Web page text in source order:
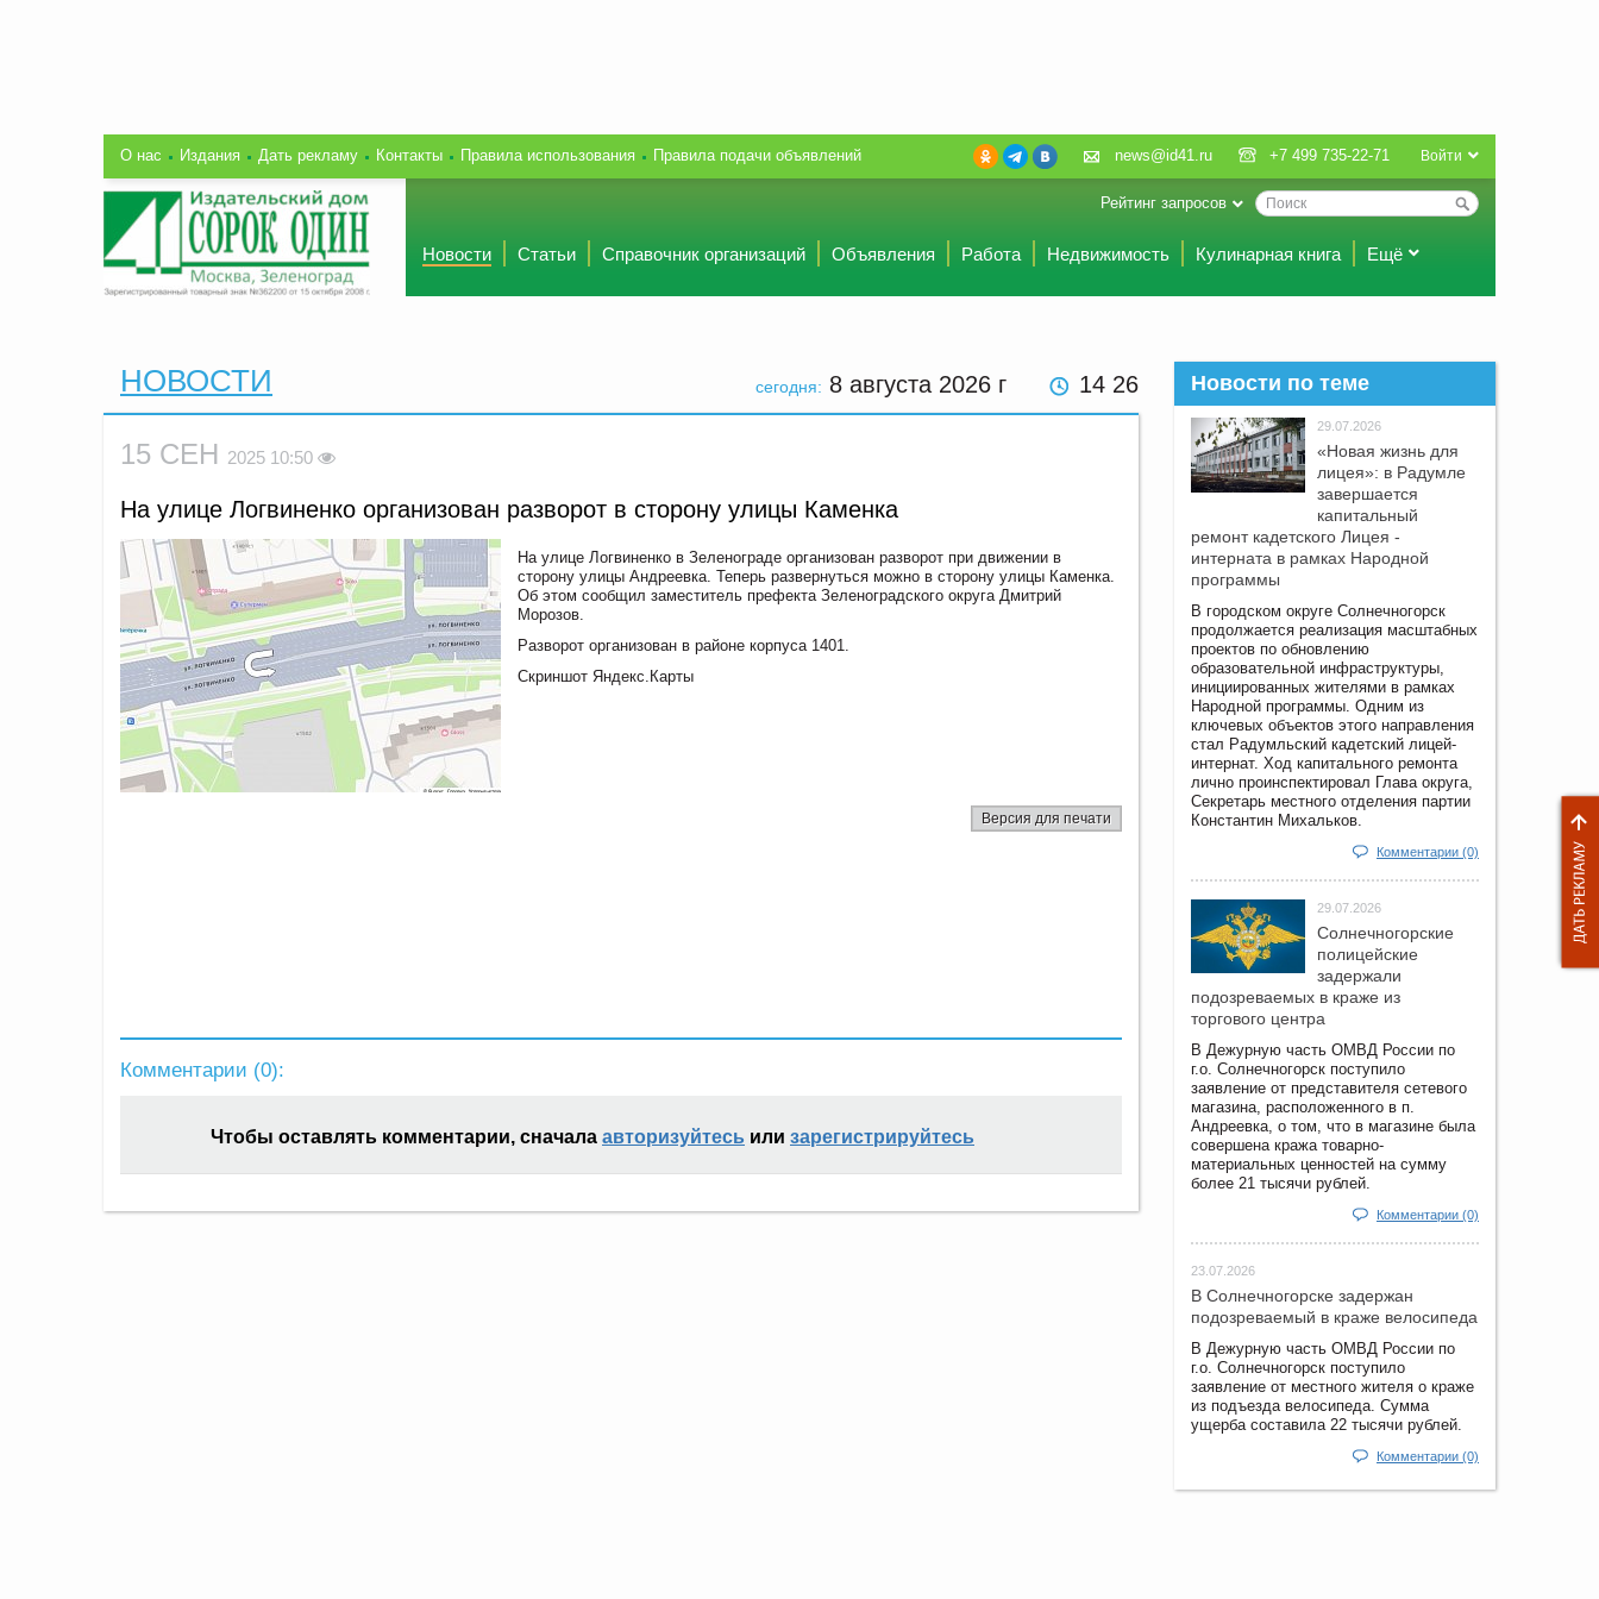
О нас Издания Дать рекламу Контакты Правила использования Правила подачи объявлений Войти
news@id41.ru +7 499 735-22-71
Рейтинг запросов
Новости Статьи Справочник организаций Объявления Работа Недвижимость Кулинарная книга Ещё
сегодня: 8 августа 2026 г 14 26
НОВОСТИ
15 СЕН 2025 10:50
На улице Логвиненко организован разворот в сторону улицы Каменка
На улице Логвиненко в Зеленограде организован разворот при движении в
сторону улицы Андреевка. Теперь развернуться можно в сторону улицы Каменка.
Об этом сообщил заместитель префекта Зеленоградского округа Дмитрий
Морозов.
Разворот организован в районе корпуса 1401.
Скриншот Яндекс.Карты
Версия для печати
Комментарии (0):
Чтобы оставлять комментарии, сначала авторизуйтесь или зарегистрируйтесь
Новости по теме
29.07.2026
«Новая жизнь для
лицея»: в Радумле
завершается
капитальный
ремонт кадетского Лицея -
интерната в рамках Народной
программы
В городском округе Солнечногорск
продолжается реализация масштабных
проектов по обновлению
образовательной инфраструктуры,
инициированных жителями в рамках
Народной программы. Одним из
ключевых объектов этого направления
стал Радумльский кадетский лицей-
интернат. Ход капитального ремонта
лично проинспектировал Глава округа,
Секретарь местного отделения партии
Константин Михальков.
Комментарии (0)
29.07.2026
Солнечногорские
полицейские
задержали
подозреваемых в краже из
торгового центра
В Дежурную часть ОМВД России по
г.о. Солнечногорск поступило
заявление от представителя сетевого
магазина, расположенного в п.
Андреевка, о том, что в магазине была
совершена кража товарно-
материальных ценностей на сумму
более 21 тысячи рублей.
Комментарии (0)
23.07.2026
В Солнечногорске задержан
подозреваемый в краже велосипеда
В Дежурную часть ОМВД России по
г.о. Солнечногорск поступило
заявление от местного жителя о краже
из подъезда велосипеда. Сумма
ущерба составила 22 тысячи рублей.
Комментарии (0)